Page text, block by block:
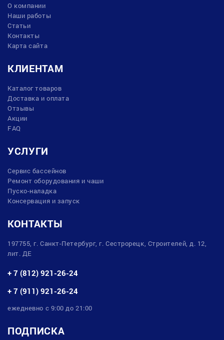
О компании
Наши работы
Статьи
Контакты
Карта сайта
КЛИЕНТАМ
Каталог товаров
Доставка и оплата
Отзывы
Акции
FAQ
УСЛУГИ
Сервис бассейнов
Ремонт оборудования и чаши
Пуско-наладка
Консервация и запуск
КОНТАКТЫ
197755, г. Санкт-Петербург, г. Сестрорецк, Строителей, д. 12,
лит. ДЕ
+ 7 (812) 921-26-24
+ 7 (911) 921-26-24
ежедневно с 9:00 до 21:00
ПОДПИСКА